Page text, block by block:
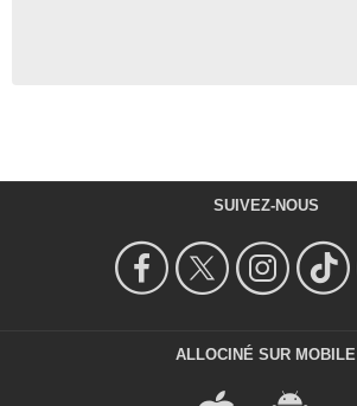
SUIVEZ-NOUS
ALLOCINÉ SUR MOBILE